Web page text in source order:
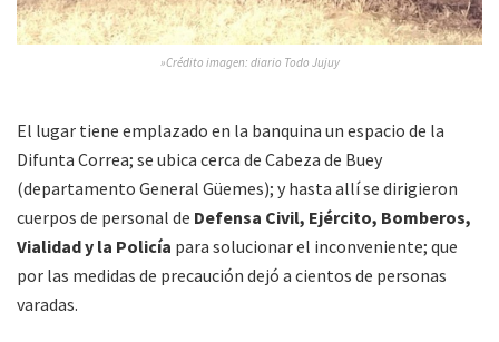
»Crédito imagen: diario Todo Jujuy
El lugar tiene emplazado en la banquina un espacio de la
Difunta Correa; se ubica cerca de Cabeza de Buey
(departamento General Güemes); y hasta allí se dirigieron
cuerpos de personal de Defensa Civil, Ejército, Bomberos,
Vialidad y la Policía para solucionar el inconveniente; que
por las medidas de precaución dejó a cientos de personas
varadas.